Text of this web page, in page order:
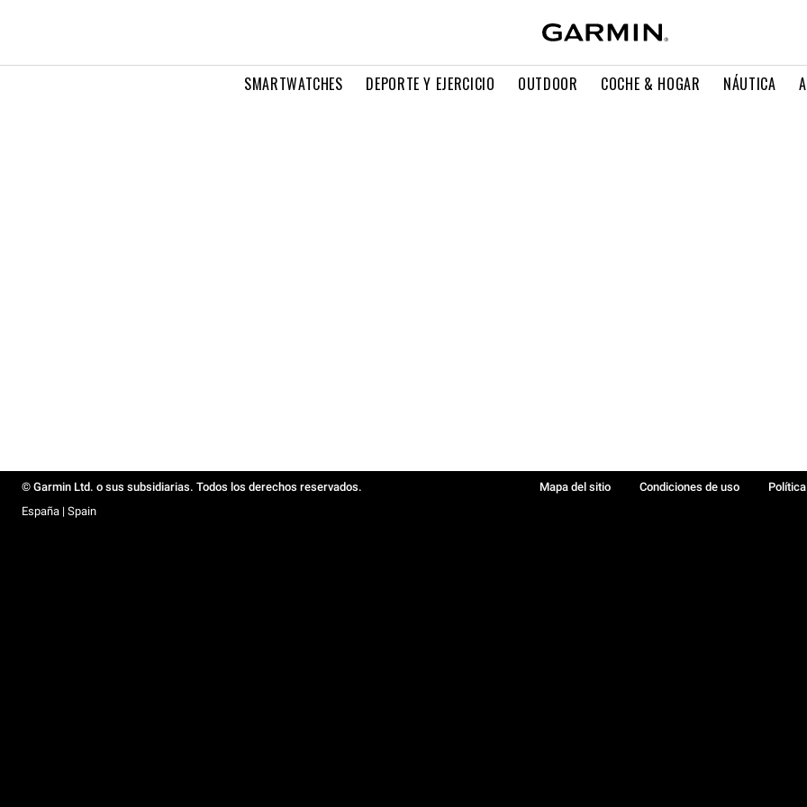
SMARTWATCHES DEPORTE Y EJERCICIO OUTDOOR COCHE & HOGAR NÁUTICA
© Garmin Ltd. o sus subsidiarias. Todos los derechos reservados. Mapa del sitio Condiciones de uso
España | Spain